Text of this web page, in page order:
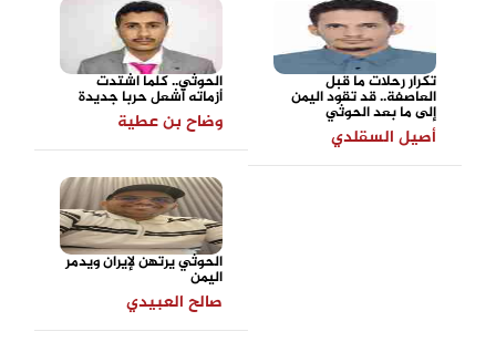
تكرار رحلات ما قبل
العاصفة.. قد تقود اليمن
إلى ما بعد الحوثي
أصيل السقلدي
الحوثي.. كلما اشتدت
أزماته أشعل حربا جديدة
وضاح بن عطية
الحوثي يرتهن لإيران ويدمر
اليمن
صالح العبيدي